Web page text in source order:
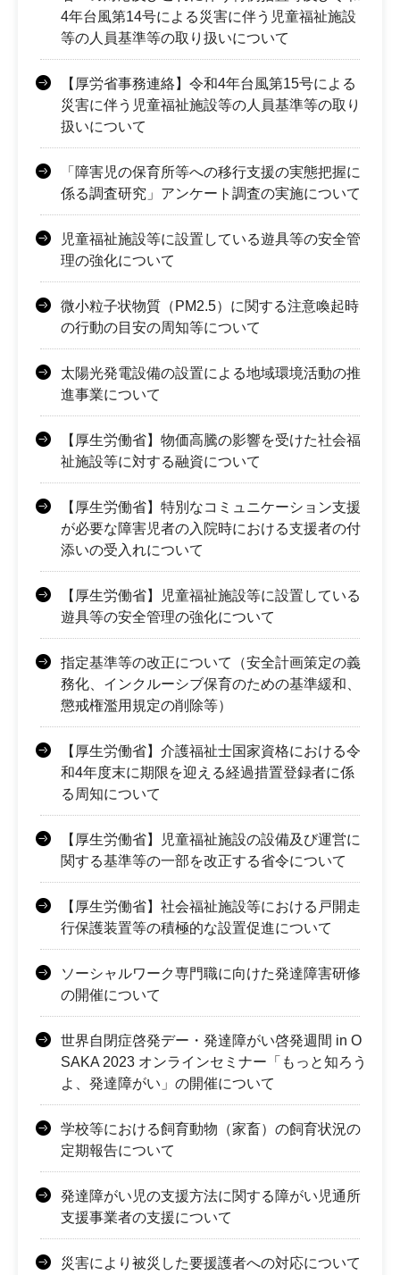
4年台風第14号による災害に伴う児童福祉施設
等の人員基準等の取り扱いについて
【厚労省事務連絡】令和4年台風第15号による
災害に伴う児童福祉施設等の人員基準等の取り
扱いについて
「障害児の保育所等への移行支援の実態把握に
係る調査研究」アンケート調査の実施について
児童福祉施設等に設置している遊具等の安全管
理の強化について
微小粒子状物質（PM2.5）に関する注意喚起時
の行動の目安の周知等について
太陽光発電設備の設置による地域環境活動の推
進事業について
【厚生労働省】物価高騰の影響を受けた社会福
祉施設等に対する融資について
【厚生労働省】特別なコミュニケーション支援
が必要な障害児者の入院時における支援者の付
添いの受入れについて
【厚生労働省】児童福祉施設等に設置している
遊具等の安全管理の強化について
指定基準等の改正について（安全計画策定の義
務化、インクルーシブ保育のための基準緩和、
懲戒権濫用規定の削除等）
【厚生労働省】介護福祉士国家資格における令
和4年度末に期限を迎える経過措置登録者に係
る周知について
【厚生労働省】児童福祉施設の設備及び運営に
関する基準等の一部を改正する省令について
【厚生労働省】社会福祉施設等における戸開走
行保護装置等の積極的な設置促進について
ソーシャルワーク専門職に向けた発達障害研修
の開催について
世界自閉症啓発デー・発達障がい啓発週間 in O
SAKA 2023 オンラインセミナー「もっと知ろう
よ、発達障がい」の開催について
学校等における飼育動物（家畜）の飼育状況の
定期報告について
発達障がい児の支援方法に関する障がい児通所
支援事業者の支援について
災害により被災した要援護者への対応について